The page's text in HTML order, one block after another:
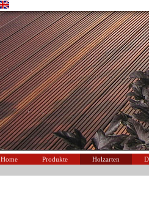
Home Produkte Holzarten